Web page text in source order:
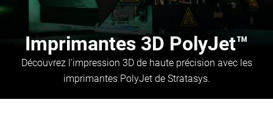
Imprimantes 3D PolyJet™
Découvrez l'impression 3D de haute précision avec les
imprimantes PolyJet de Stratasys.